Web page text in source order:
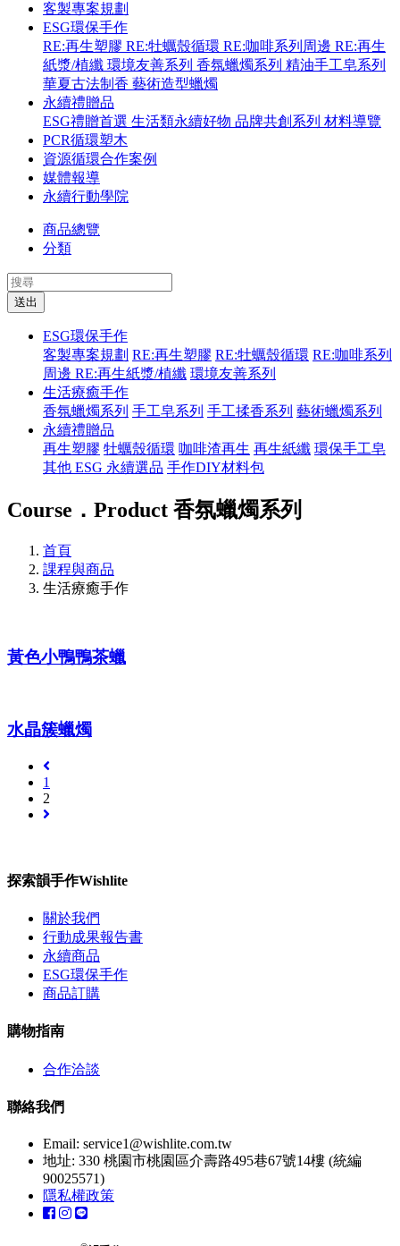
客製專案規劃
ESG環保手作
RE:再生塑膠 RE:牡蠣殼循環 RE:咖啡系列周邊 RE:再生
紙漿/植纖 環境友善系列 香氛蠟燭系列 精油手工皂系列
華夏古法制香 藝術造型蠟燭
永續禮贈品
ESG禮贈首選 生活類永續好物 品牌共創系列 材料導覽
PCR循環塑木
資源循環合作案例
媒體報導
永續行動學院
商品總覽
分類
送出
ESG環保手作
客製專案規劃 RE:再生塑膠 RE:牡蠣殼循環 RE:咖啡系列
周邊 RE:再生紙漿/植纖 環境友善系列
生活療癒手作
香氛蠟燭系列 手工皂系列 手工揉香系列 藝術蠟燭系列
永續禮贈品
再生塑膠 牡蠣殼循環 咖啡渣再生 再生紙纖 環保手工皂
其他 ESG 永續選品 手作DIY材料包
Course．Product 香氛蠟燭系列
首頁
課程與商品
生活療癒手作
黃色小鴨鴨茶蠟
水晶簇蠟燭
1
2
探索韻手作Wishlite
關於我們
行動成果報告書
永續商品
ESG環保手作
商品訂購
購物指南
合作洽談
聯絡我們
Email: service1@wishlite.com.tw
地址: 330 桃園市桃園區介壽路495巷67號14樓 (統編
90025571)
隱私權政策